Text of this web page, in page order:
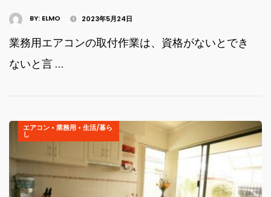
BY: ELMO 2023年5月24日
業務用エアコンの取付作業は、資格がないとでき
ないと言 …
エアコン • 業務用 • 生活/暮ら
し